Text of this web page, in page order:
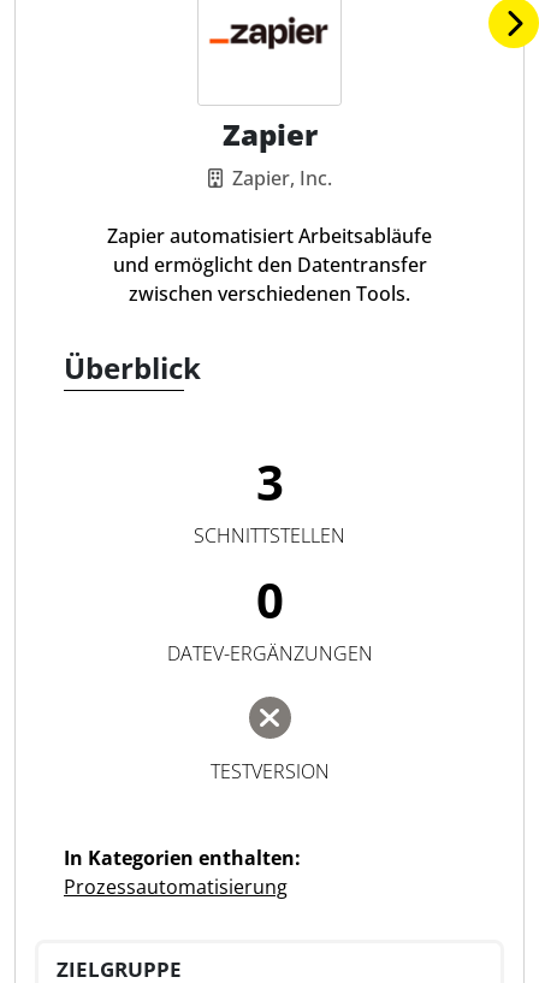
Zapier
Zapier, Inc.
Zapier automatisiert Arbeitsabläufe
und ermöglicht den Datentransfer
zwischen verschiedenen Tools.
Überblick
3
SCHNITTSTELLEN
0
DATEV-ERGÄNZUNGEN
TESTVERSION
In Kategorien enthalten:
Prozessautomatisierung
ZIELGRUPPE